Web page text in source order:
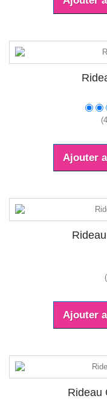
(
Ajouter
(
Ajouter
Rideau